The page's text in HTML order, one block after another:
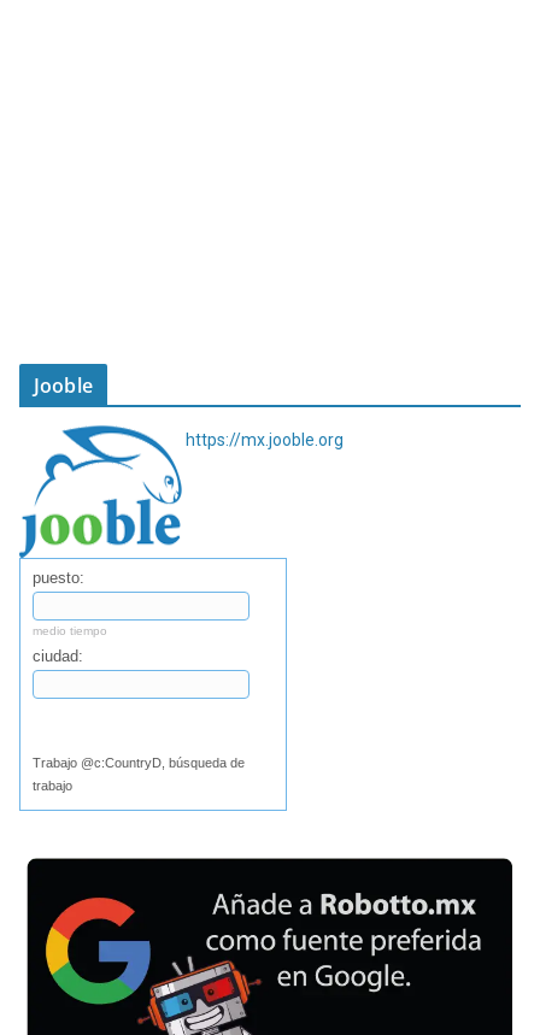
Jooble
https://mx.jooble.org
puesto:
medio tiempo
ciudad:
Trabajo @c:CountryD, búsqueda de
trabajo